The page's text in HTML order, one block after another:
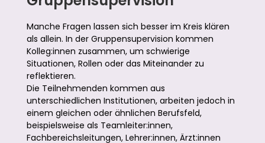
Manche Fragen lassen sich besser im Kreis klären
als allein. In der Gruppensupervision kommen
Kolleg:innen zusammen, um schwierige
Situationen, Rollen oder das Miteinander zu
reflektieren.
Die Teilnehmenden kommen aus
unterschiedlichen Institutionen, arbeiten jedoch in
einem gleichen oder ähnlichen Berufsfeld,
beispielsweise als Teamleiter:innen,
Fachbereichsleitungen, Lehrer:innen, Ärzt:innen